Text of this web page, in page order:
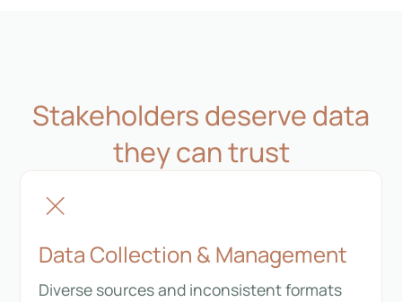
Stakeholders deserve data
they can trust
Data Collection & Management
Diverse sources and inconsistent formats